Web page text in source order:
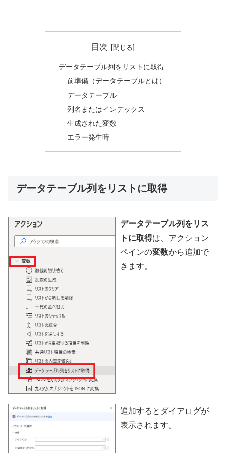
目次
データテーブル列をリストに取得
前準備（データテーブルとは）
データテーブル
列名またはインデックス
生成された変数
エラー発生時
データテーブル列をリストに取得
データテーブル列をリス
トに取得は、アクション
ペインの変数から追加で
きます。
追加するとダイアログが
表示されます。